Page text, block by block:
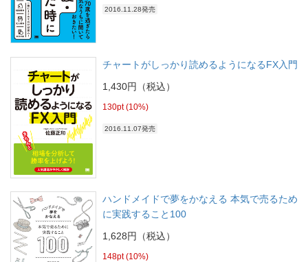
2016.11.28発売
チャートがしっかり読めるようになるFX入門
1,430円（税込）
130pt (10%)
2016.11.07発売
ハンドメイドで夢をかなえる 本気で売るため
に実践すること100
1,628円（税込）
148pt (10%)